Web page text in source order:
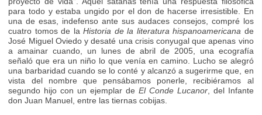
para todo y estaba ungido por el don de hacerse irresistible. En
una de esas, indefenso ante sus audaces consejos, compré los
cuatro tomos de laHistoria de la literatura hispanoamericana de
José Miguel Oviedo y desaté una crisis conyugal que apenas vino
a amainar cuando, un lunes de abril de 2005, una ecografía
señaló que era un niño lo que venía en camino. Lucho se alegró
una barbaridad cuando se lo conté y alcanzó a sugerirme que, en
vista del nombre que pensábamos ponerle, recibiéramos al
segundo hijo con un ejemplar de El Conde Lucanor, del Infante
don Juan Manuel, entre las tiernas cobijas.